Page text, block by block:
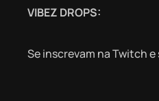
VIBEZ DROPS:
Se inscrevam na Twitch